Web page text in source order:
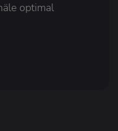
optimal